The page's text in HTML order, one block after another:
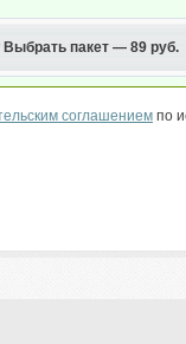
Выбрать пакет — 89 руб.
соглашением по